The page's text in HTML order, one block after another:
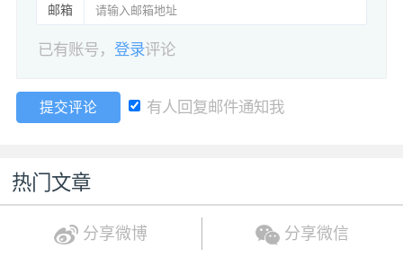
邮箱
已有账号，登录评论
提交评论 有人回复邮件通知我
热门文章
分享微博 分享微信